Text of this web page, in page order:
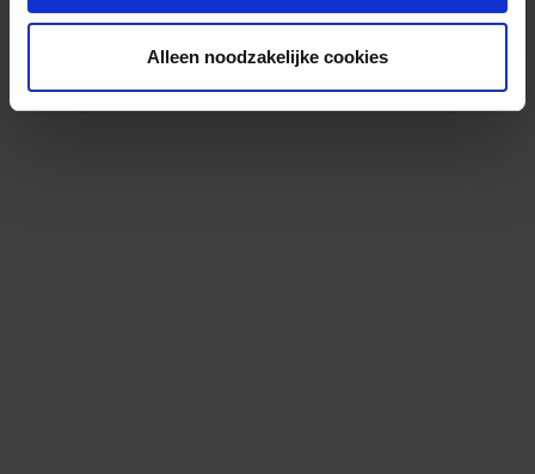
Alleen noodzakelijke cookies